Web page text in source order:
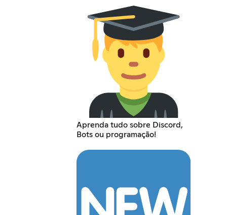
Aprenda tudo sobre Discord,
Bots ou programação!